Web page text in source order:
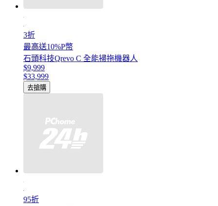
3折
最高送10%P幣
石頭科技Qrevo C 全能掃拖機器人
$9,999
$33,999
去搶購
95折